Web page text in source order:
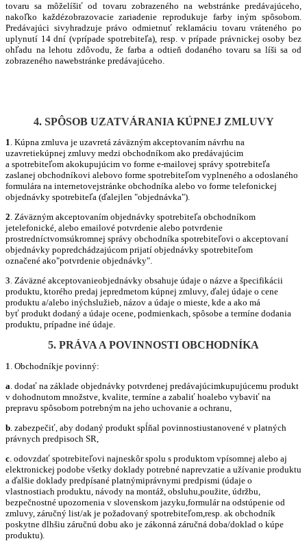
tovaru sa môželíšiť od tovaru zobrazeného na webstránke predávajúceho,
nakoľko každézobrazovacie zariadenie reprodukuje farby iným spôsobom.
Predávajúci sivyhradzuje právo odmietnuť reklamáciu tovaru vráteného po
uplynutí 14 dní (vprípade spotrebiteľa), resp. v prípade právnickej osoby bez
ohľadu na lehotu zdôvodu, že farba a odtieň dodaného tovaru sa líši sa od
zobrazeného nawebstránke predávajúceho.
4. SPÔSOB UZATVÁRANIA KÚPNEJ ZMLUVY
1. Kúpna zmluva je uzavretá záväzným akceptovaním návrhu na
uzavretiekúpnej zmluvy medzi obchodníkom ako predávajúcim
a spotrebiteľom akokupujúcim vo forme e‐mailovej správy spotrebiteľa
zaslanej obchodníkovi alebovo forme spotrebiteľom vyplneného a odoslaného
formulára na internetovejstránke obchodníka alebo vo forme telefonickej
objednávky spotrebiteľa (ďalejlen "objednávka").
2. Záväzným akceptovaním objednávky spotrebiteľa obchodníkom
jetelefonické, alebo emailové potvrdenie alebo potvrdenie
prostredníctvomsúkromnej správy obchodníka spotrebiteľovi o akceptovaní
objednávky popredchádzajúcom prijatí objednávky spotrebiteľom
označené ako"potvrdenie objednávky".
3. Záväzné akceptovanieobjednávky obsahuje údaje o názve a špecifikácii
produktu, ktorého predaj jepredmetom kúpnej zmluvy, ďalej údaje o cene
produktu a/alebo inýchslužieb, názov a údaje o mieste, kde a ako má
byť produkt dodaný a údaje ocene, podmienkach, spôsobe a termíne dodania
produktu, prípadne iné údaje.
5. PRÁVA A POVINNOSTI OBCHODNÍKA
1 Obchodníkje povinný:
a . dodať na základe objednávky potvrdenej predávajúcimkupujúcemu produkt
v dohodnutom množstve, kvalite, termíne a zabaliť hoalebo vybaviť na
prepravu spôsobom potrebným na jeho uchovanie a ochranu,
b . zabezpečiť, aby dodaný produkt spĺňal povinnostiustanovené v platných
právnych predpisoch SR,
c . odovzdať spotrebiteľovi najneskôr spolu s produktom vpísomnej alebo aj
elektronickej podobe všetky doklady potrebné naprevzatie a užívanie produktu
a ďalšie doklady predpísané platnýmiprávnymi predpismi (údaje o
vlastnostiach produktu, návody na montáž, obsluhu,použite, údržbu,
bezpečnostné upozornenia v slovenskom jazyku,formulár na odstúpenie od
zmluvy, záručný list/ak je požadovaný spotrebiteľom,resp. ak obchodník
poskytne dlhšiu záručnú dobu ako je zákonná záručná doba/doklad o kúpe
produktu).